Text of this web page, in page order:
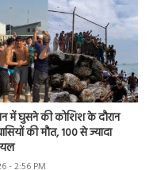
में घुसने की कोशिश के दौरान
की मौत, 100 से ज्यादा
- 2:56 PM